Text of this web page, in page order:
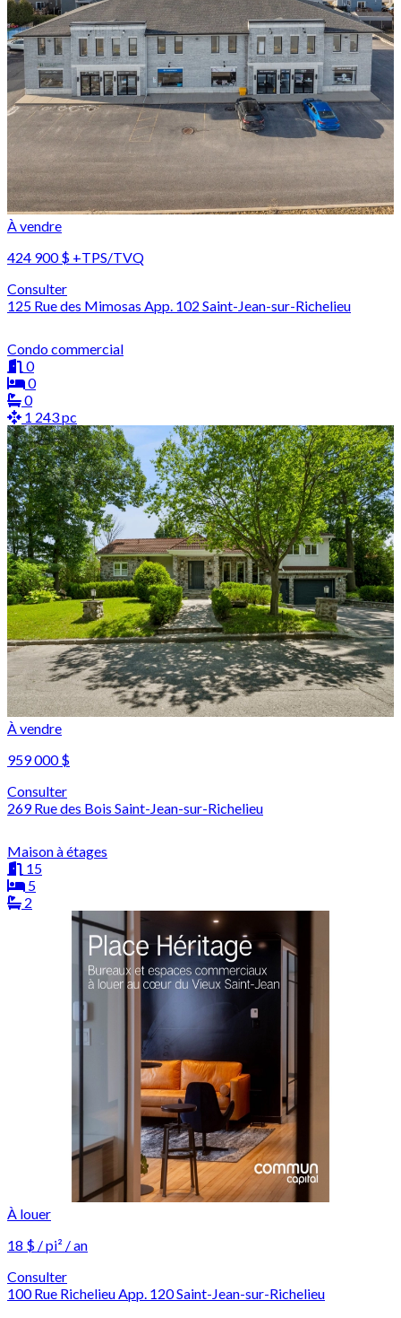
À vendre
424 900 $ +TPS/TVQ
Consulter
125 Rue des Mimosas App. 102 Saint-Jean-sur-Richelieu
Condo commercial
0
0
0
1 243 pc
À vendre
959 000 $
Consulter
269 Rue des Bois Saint-Jean-sur-Richelieu
Maison à étages
15
5
2
À louer
18 $ / pi² / an
Consulter
100 Rue Richelieu App. 120 Saint-Jean-sur-Richelieu